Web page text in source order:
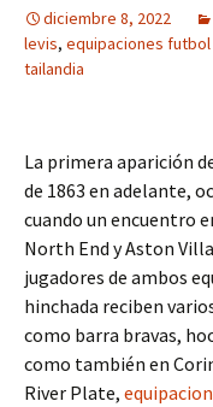
diciembre 8, 2022
levis, equipaciones
tailandia
La primera aparición
de 1863 en adelante,
cuando un encuentro
North End y Aston
jugadores de ambos
hinchada reciben
como barra bravas,
como también en
River Plate,